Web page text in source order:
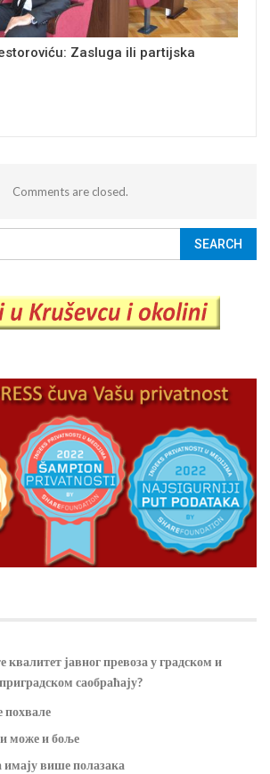
Zasluga ili partijska
Comments are closed.
квалитет јавног превоза у градском и
приградском саобраћају?
похвале
може и боље
имају више полазака